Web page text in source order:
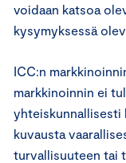
voidaan katsoa
kysymyksessä
ICC:n
markkinoinnin ei
yhteiskunnallisesti
kuvausta
turvallisuuteen tai